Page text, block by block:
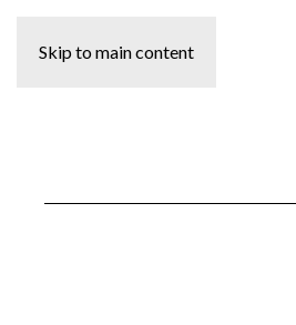
Skip to main content